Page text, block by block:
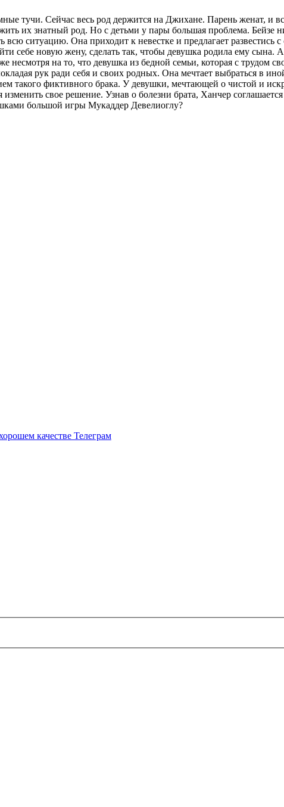
тучи. Сейчас весь род держится на Джихане. Парень женат, и
их знатный род. Но с детьми у пары большая проблема. Бейзе
ситуацию. Она приходит к невестке и предлагает развестись
себе новую жену, сделать так, чтобы девушка родила ему сына.
на то, что девушка из бедной семьи, которая с трудом
рук ради себя и своих родных. Она мечтает выбраться в
такого фиктивного брака. У девушки, мечтающей о чистой и
свое решение. Узнав о болезни брата, Ханчер соглашается
большой игры Мукаддер Девелиоглу?
качестве Телеграм